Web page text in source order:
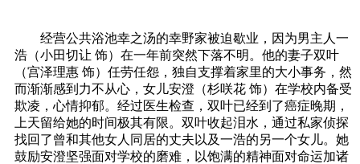
经营公共浴池幸之汤的幸野家被迫歇业，因为男主人一
浩（小田切让 饰）在一年前突然下落不明。他的妻子双叶
（宫泽理惠 饰）任劳任怨，独自支撑着家里的大小事务，然
而渐渐感到力不从心，女儿安澄（杉咲花 饰）在学校内备受
欺凌，心情抑郁。经过医生检查，双叶已经到了癌症晚期，
上天留给她的时间极其有限。双叶收起泪水，通过私家侦探
找回了曾和其他女人同居的丈夫以及一浩的另一个女儿。她
鼓励安澄坚强面对学校的磨难，以饱满的精神面对命运加诸